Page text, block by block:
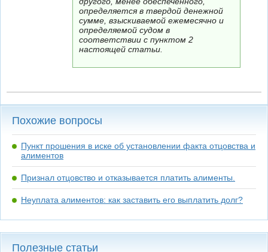
определяется в твердой денежной
сумме, взыскиваемой ежемесячно и
определяемой судом в
соответствии с пунктом 2
настоящей статьи.
Похожие вопросы
Пункт прошения в иске об установлении факта отцовства и
алиментов
Признал отцовство и отказывается платить алименты.
Неуплата алиментов: как заставить его выплатить долг?
Полезные статьи